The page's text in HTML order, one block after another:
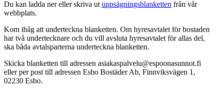
Du kan ladda ner eller skriva ut uppsägningsblanketten från vår
webbplats.
Kom ihåg att underteckna blanketten. Om hyresavtalet för bostaden
har två undertecknare och du vill avsluta hyresavtalet för allas del,
ska båda avtalsparterna underteckna blanketten.
Skicka blanketten till adressen asiakaspalvelu@espoonasunnot.fi
eller per post till adressen Esbo Bostäder Ab, Finnviksvägen 1,
02230 Esbo.